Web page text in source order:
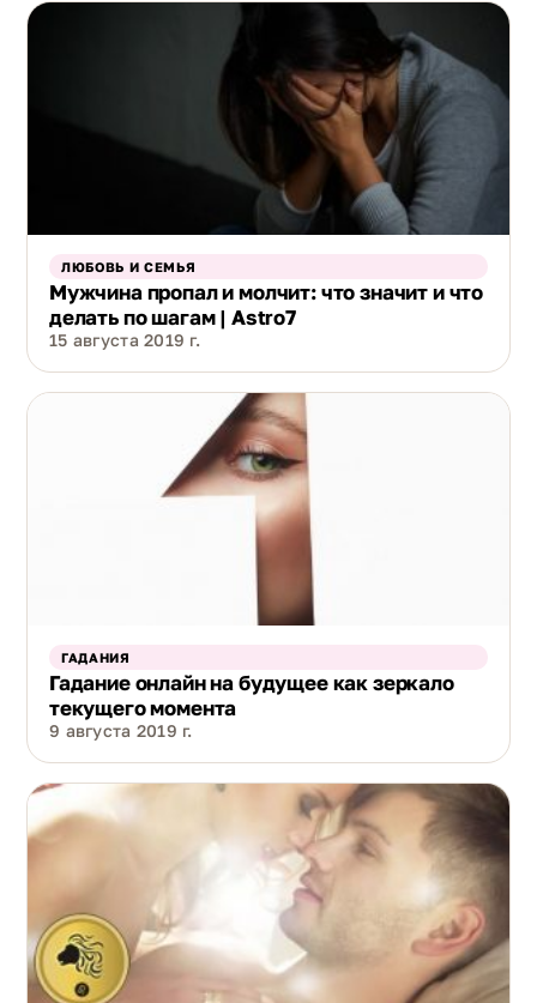
ЛЮБОВЬ И СЕМЬЯ
Мужчина пропал и молчит: что значит и что
делать по шагам | Astro7
15 августа 2019 г.
ГАДАНИЯ
Гадание онлайн на будущее как зеркало
текущего момента
9 августа 2019 г.